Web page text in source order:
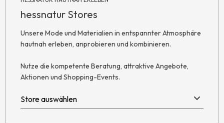
hessnatur Stores
Unsere Mode und Materialien in entspannter Atmosphäre
hautnah erleben, anprobieren und kombinieren.
Nutze die kompetente Beratung, attraktive Angebote,
Aktionen und Shopping-Events.